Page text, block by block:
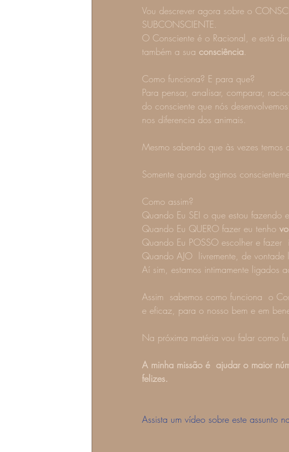
Vou descrever agora sobre o
SUBCONSCIENTE.
O Consciente é o Racional, e está
também a sua consciência.
Como funciona? E para que?
Para pensar, analisar, comparar,
do consciente que nós
nos diferencia dos animais.
Mesmo sabendo que às vezes temos
Somente quando agimos
Como assim?
Quando Eu SEI o que estou fazendo e
Quando Eu QUERO fazer eu tenho
Quando Eu POSSO escolher e fazer
Quando AJO  livremente, de
Aí sim, estamos intimamente ligados
Assim  sabemos como funciona  o
e eficaz, para o nosso bem e em
Na próxima matéria vou falar como
A minha missão é  ajudar o maior
felizes.
Assista um vídeo sobre este assunto